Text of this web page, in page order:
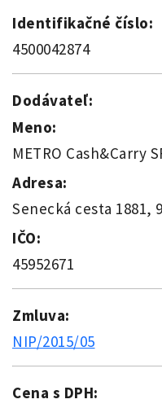
Identifikačné číslo:
4500042874
Dodávateľ:
Meno:
METRO Cash&Carry
Adresa:
Senecká cesta 1881,
IČO:
45952671
Zmluva:
NIP/2015/05
Cena s DPH: